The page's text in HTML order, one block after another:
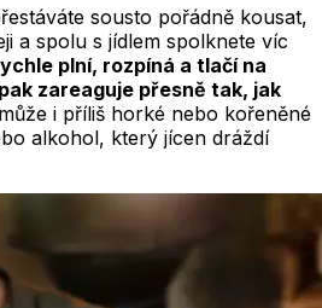
sousto pořádně kousat,
a spolu s jídlem spolknete víc
plní, rozpíná a tlačí na
zareaguje přesně tak, jak
i příliš horké nebo kořeněné
alkohol, který jícen dráždí